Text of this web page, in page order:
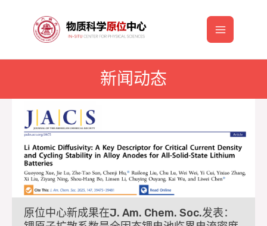
Main
新闻动态
原位中心新成果在J. Am. Chem. Soc.发表：